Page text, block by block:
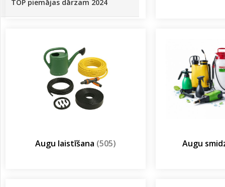
TOP piemājas dārzam 2024
Augu laistīšana (505) Augu